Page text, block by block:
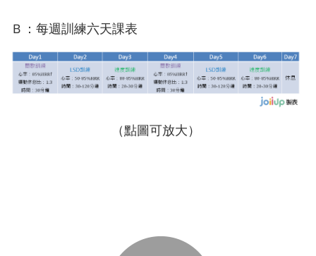
Ｂ：每週訓練六天課表
（點圖可放大）